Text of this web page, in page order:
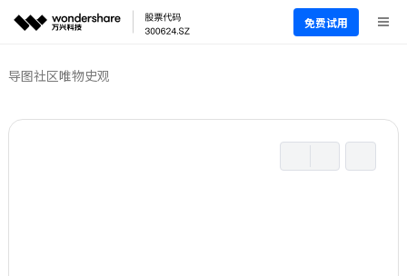
免费试用
导图社区唯物史观